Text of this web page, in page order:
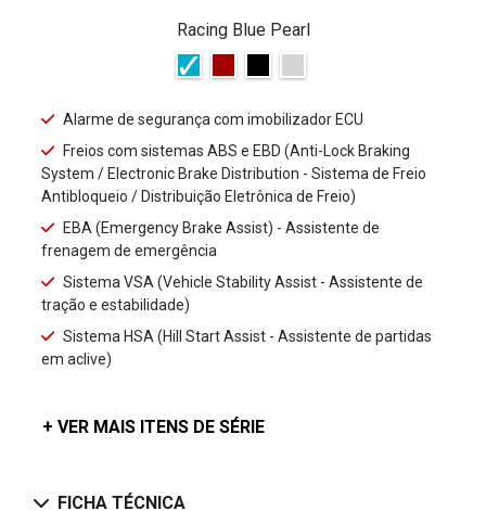
Racing Blue Pearl
Alarme de segurança com imobilizador ECU
Freios com sistemas ABS e EBD (Anti-Lock Braking
System / Electronic Brake Distribution - Sistema de Freio
Antibloqueio / Distribuição Eletrônica de Freio)
EBA (Emergency Brake Assist) - Assistente de
frenagem de emergência
Sistema VSA (Vehicle Stability Assist - Assistente de
tração e estabilidade)
Sistema HSA (Hill Start Assist - Assistente de partidas
em aclive)
+ VER MAIS ITENS DE SÉRIE
FICHA TÉCNICA